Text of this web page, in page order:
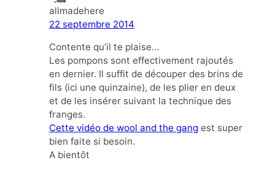
allmadehere
22 septembre 2014
Contente qu’il te plaise…
Les pompons sont effectivement rajoutés
en dernier. Il suffit de découper des brins de
fils (ici une quinzaine), de les plier en deux
et de les insérer suivant la technique des
franges.
Cette vidéo de wool and the gang est super
bien faite si besoin.
A bientôt